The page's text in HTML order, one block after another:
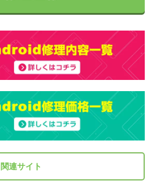
関連サイト